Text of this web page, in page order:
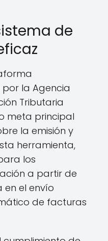
de
la Agencia
Tributaria
meta principal
la emisión y
herramienta,
los
a partir de
en el envío
de facturas